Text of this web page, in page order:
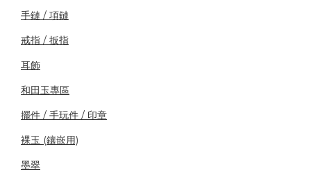
手鏈 / 項鏈
戒指 / 扳指
耳飾
和田玉專區
擺件 / 手玩件 / 印章
裸玉 (鑲嵌用)
墨翠